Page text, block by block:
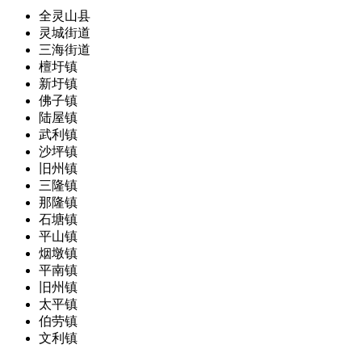
全灵山县
灵城街道
三海街道
檀圩镇
新圩镇
佛子镇
陆屋镇
武利镇
沙坪镇
旧州镇
三隆镇
那隆镇
石塘镇
平山镇
烟墩镇
平南镇
旧州镇
太平镇
伯劳镇
文利镇